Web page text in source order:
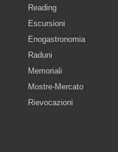
Reading
Escursioni
Enogastronomia
Raduni
Memoriali
Mostre-Mercato
Rievocazioni